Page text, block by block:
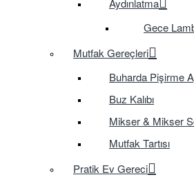
Gece
Mutfak Gereçleri
Buharda Pişirme
Buz Kalıbı
Mikser & Mikser
Mutfak Tartısı
Pratik Ev Gereci